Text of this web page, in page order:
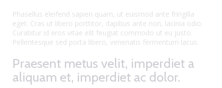
Phasellus eleifend sapien quam, ut euismod ante fringilla
eget. Cras ut libero porttitor, dapibus ante non, lacinia odio.
Curabitur id eros vitae elit feugiat commodo ut eu justo.
Pellentesque sed porta libero, venenatis fermentum lacus.
Praesent metus velit, imperdiet a
aliquam et, imperdiet ac dolor.